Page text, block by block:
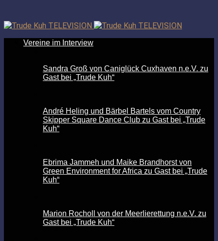
Vereine im Interview
Sandra Groß von Caniglück Cuxhaven n.e.V. zu
Gast bei „Trude Kuh“
André Heling und Bärbel Bartels vom Country
Skipper Square Dance Club zu Gast bei „Trude
Kuh“
Ebrima Jammeh und Maike Brandhorst von
Green Environment for Africa zu Gast bei „Trude
Kuh“
Marion Rocholl von der Meerlierettung n.e.V. zu
Gast bei „Trude Kuh“